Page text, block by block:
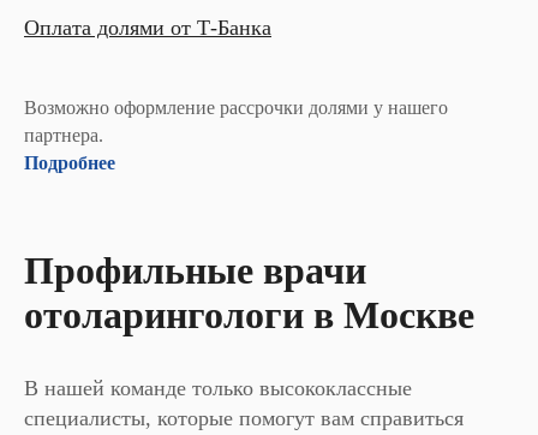
Оплата долями от Т-Банка
Возможно оформление рассрочки долями у нашего
партнера.
Подробнее
Профильные врачи
отоларингологи в Москве
В нашей команде только высококлассные
специалисты, которые помогут вам справиться